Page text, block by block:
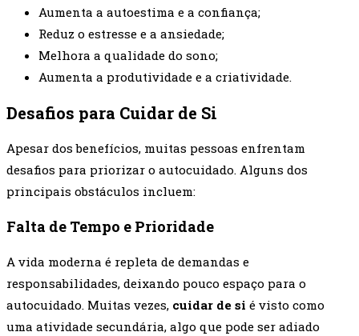
Aumenta a autoestima e a confiança;
Reduz o estresse e a ansiedade;
Melhora a qualidade do sono;
Aumenta a produtividade e a criatividade.
Desafios para Cuidar de Si
Apesar dos benefícios, muitas pessoas enfrentam
desafios para priorizar o autocuidado. Alguns dos
principais obstáculos incluem:
Falta de Tempo e Prioridade
A vida moderna é repleta de demandas e
responsabilidades, deixando pouco espaço para o
autocuidado. Muitas vezes, cuidar de si é visto como
uma atividade secundária, algo que pode ser adiado